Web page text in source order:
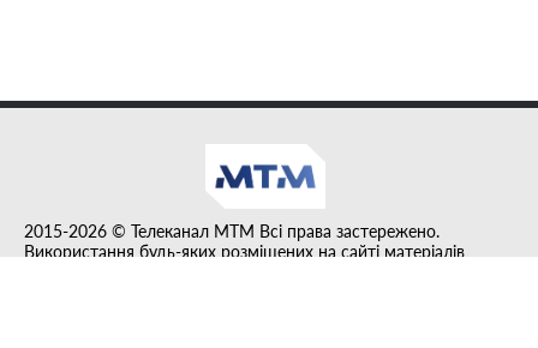
2015-2026 © Телеканал MTM Всі права застережено.
Використання будь-яких розміщених на сайті матеріалів